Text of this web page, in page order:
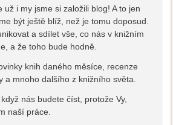
už i my jsme si založili blog! A to jen
být ještě blíž, než je tomu doposud.
a sdílet vše, co nás v knižním
a že toho bude hodně.
knih daného měsíce, recenze
a mnoho dalšího z knižního světa.
nás budete číst, protože Vy,
naší práce.